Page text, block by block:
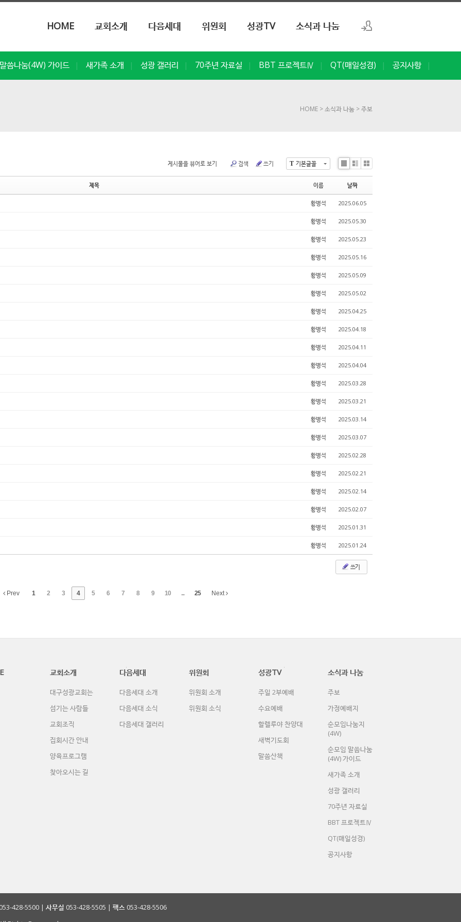
HOME 교회소개 다음세대 위원회 성광TV 소식과 나눔
씀나눔(4W) 가이드 | 새가족 소개 | 성광 갤러리 | 70주년 자료실 | BBT 프로젝트Ⅳ | QT(매일성경) | 공지사항 |
HOME > 소식과 나눔 > 주보
T 기본글꼴
게시물을 뷰어로 보기 검색 쓰기
Li
Zi
e
G
제목 이름 날짜
황병석 2025.06.05
황병석 2025.05.30
황병석 2025.05.23
황병석 2025.05.16
황병석 2025.05.09
황병석 2025.05.02
황병석 2025.04.25
황병석 2025.04.18
황병석 2025.04.11
황병석 2025.04.04
황병석 2025.03.28
황병석 2025.03.21
황병석 2025.03.14
황병석 2025.03.07
황병석 2025.02.28
황병석 2025.02.21
황병석 2025.02.14
황병석 2025.02.07
황병석 2025.01.31
황병석 2025.01.24
쓰기
Prev 1 2 3 4 5 6 7 8 9 10 ... 25 Next
교회소개
대구성광교회는
섬기는 사람들
교회조직
집회시간 안내
양육프로그램
찾아오시는 길
다음세대
다음세대 소개
다음세대 소식
다음세대 갤러리
위원회
위원회 소개
위원회 소식
성광TV
주일 2부예배
수요예배
할렐루야 찬양대
새벽기도회
말씀산책
소식과 나눔
주보
가정예배지
순모임나눔지
(4W)
순모임 말씀나눔
(4W) 가이드
새가족 소개
성광 갤러리
70주년 자료실
BBT 프로젝트Ⅳ
QT(매일성경)
공지사항
428-5500 | 사무실 053-428-5505 | 팩스 053-428-5506